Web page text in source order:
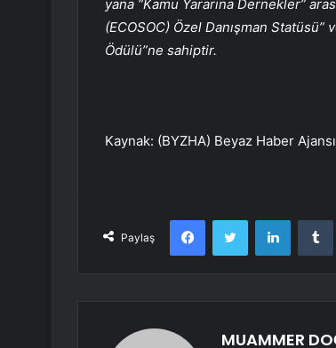
yana “Kamu Yararına Dernekler”
(ECOSOC) Özel Danışman
Ödülü”ne sahiptir.
Kaynak: (BYZHA) Beyaz Haber Ajansı
Paylaş
FacebookTwitter LinkedIn
MUAMMER